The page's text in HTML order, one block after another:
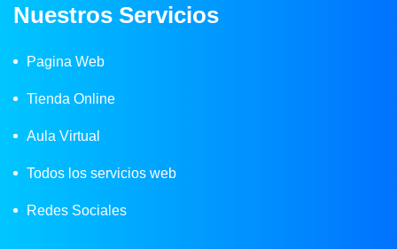
Nuestros Servicios
Pagina Web
Tienda Online
Aula Virtual
Todos los servicios web
Redes Sociales